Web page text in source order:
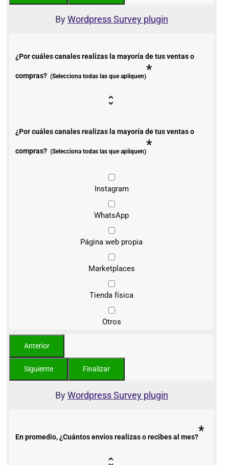
ByWordpress Survey plugin
¿Por cuáles canales realizas la mayoría de tus ventas o
compras? (Selecciona todas las que apliquen)*
¿Por cuáles canales realizas la mayoría de tus ventas o
compras? (Selecciona todas las que apliquen)*
Instagram
WhatsApp
Página web propia
Marketplaces
Tienda física
Otros
ByWordpress Survey plugin
En promedio, ¿Cuántos envíos realizas o recibes al mes?*